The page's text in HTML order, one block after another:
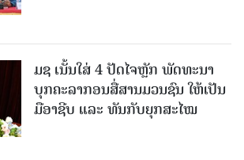
ມຊ ເນັ້ນໃສ່ 4 ປັດໄຈຫຼັກ ພັດທະນາ
ບຸກຄະລາກອນສື່ສານມວນຊົນ ໃຫ້ເປັນ
ມືອາຊີບ ແລະ ທັນກັບຍຸກສະໄໝ